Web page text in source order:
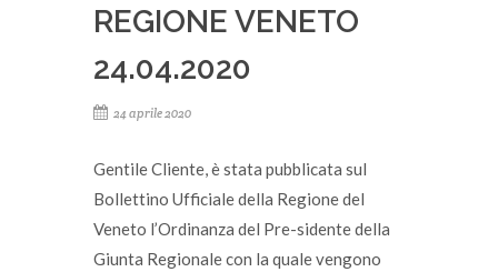
REGIONE VENETO
24.04.2020
24 aprile 2020
Gentile Cliente, è stata pubblicata sul
Bollettino Ufficiale della Regione del
Veneto l’Ordinanza del Pre-sidente della
Giunta Regionale con la quale vengono